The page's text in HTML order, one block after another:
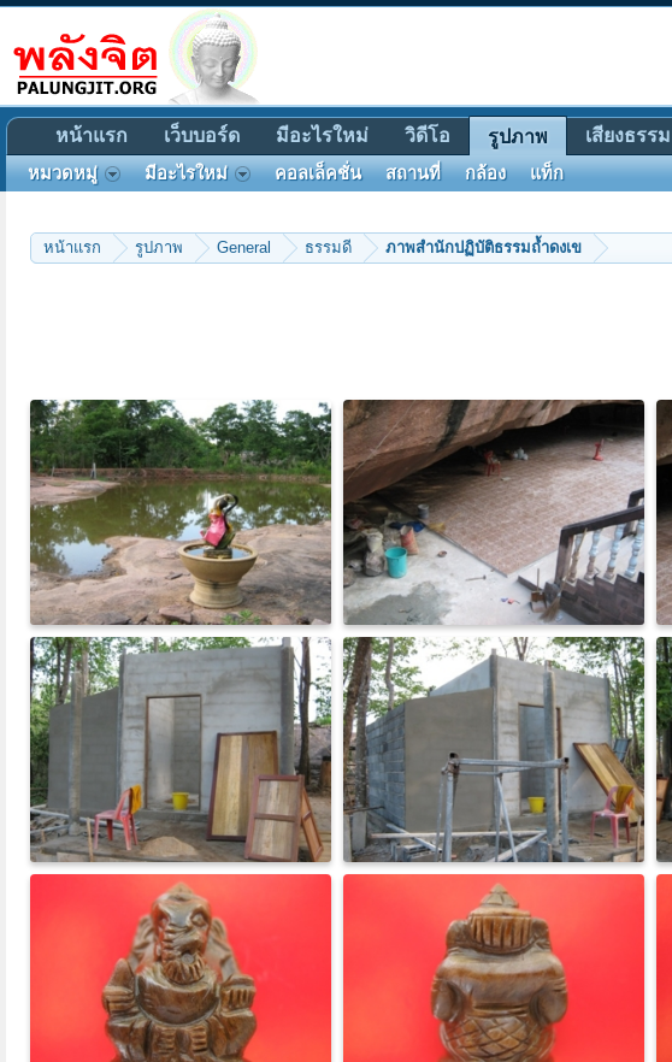
หน้าแรก รูปภาพ General ธรรมดี ภาพสำนักปฏิบัติธรรมถ้ำดงเข
หน้าแรก เว็บบอร์ด มีอะไรใหม่ วิดีโอ รูปภาพ
หมวดหมู่ มีอะไรใหม่ คอลเล็คชั่น สถานที่ กล้อง แท็ก
เสียงธรรม